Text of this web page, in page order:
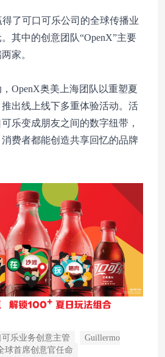
得了可口可乐公司的全球传播业
其中的创意团队“OpenX”主要
家。
OpenX奥美上海团队以重塑夏
出线上线下多重体验活动。活
乐变成朋友之间的数字纽带，
费者都能创造共享回忆的品牌
乐业务创意主管
Guillermo
球首席创意官任命